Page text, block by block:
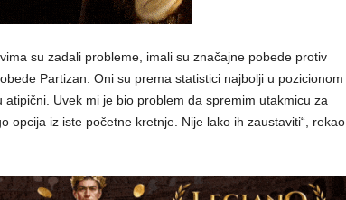
su zadali probleme, imali su značajne pobede protiv
Partizan. Oni su prema statistici najbolji u pozicionom
Uvek mi je bio problem da spremim utakmicu za
opcija iz iste početne kretnje. Nije lako ih zaustaviti“, rekao